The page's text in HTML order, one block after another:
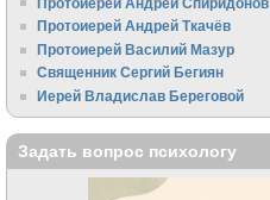
Протоиерей Андрей Ткачёв
Протоиерей Василий Мазур
Священник Сергий Бегиян
Иерей Владислав Береговой
Задать вопрос психологу